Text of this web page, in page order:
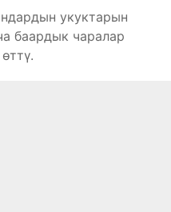
укуктарын
баардык чаралар